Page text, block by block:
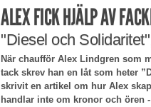
ALEX FICK HJÄLP AV
"Diesel och
När chaufför Alex Lindgren som
tack skrev han en låt som heter
skrivit en artikel om hur Alex
handlar inte om kronor och ören